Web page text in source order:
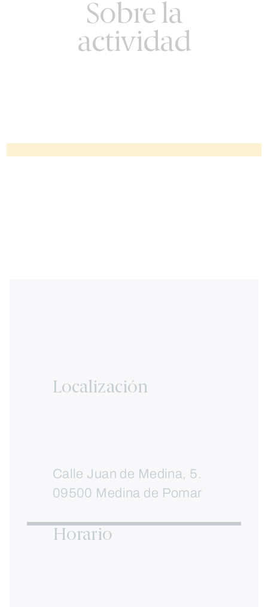
Sobre la
actividad
Localización
Calle Juan de Medina, 5.
09500 Medina de Pomar
Horario